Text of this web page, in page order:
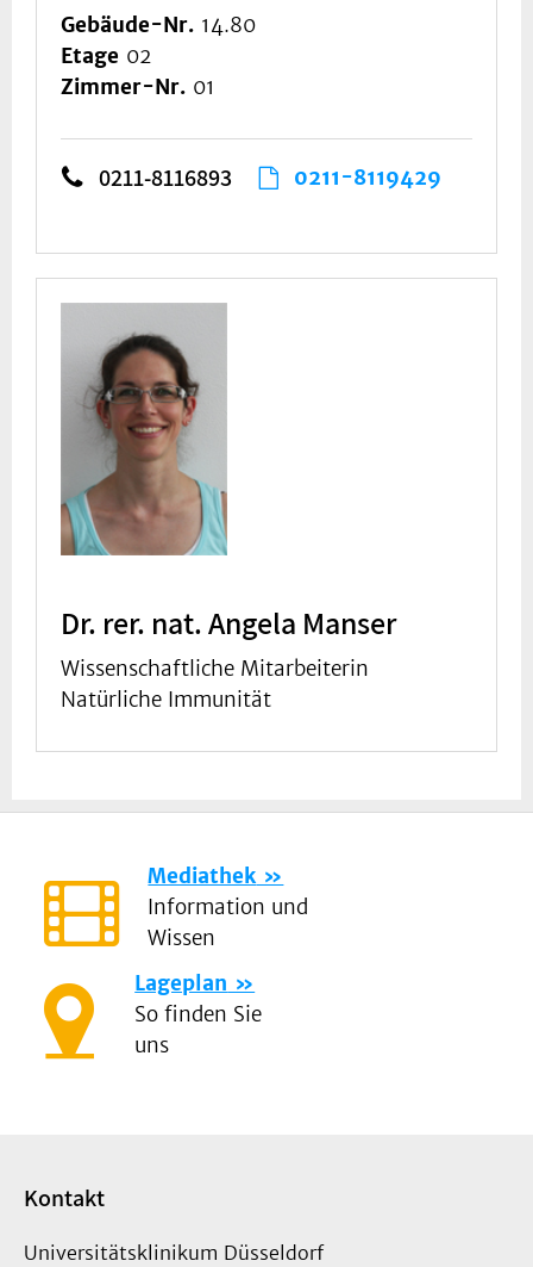
Gebäude-Nr. 14.80
Etage 02
Zimmer-Nr. 01
0211-8116893 0211-8119429
Dr. rer. nat. Angela Manser
Wissenschaftliche Mitarbeiterin
Natürliche Immunität
Mediathek
Information und
Wissen
Lageplan
So finden Sie
uns
Kontakt
Universitätsklinikum Düsseldorf